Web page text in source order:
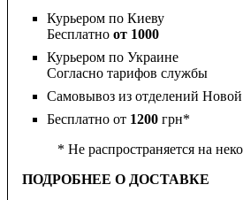
Курьером по Киеву
Бесплатно от 1000
Курьером по Украине
Согласно тарифов службы
Самовывоз из отделений
Бесплатно от 1200 грн*
* Не распространяется на
ПОДРОБНЕЕ О ДОСТАВКЕ